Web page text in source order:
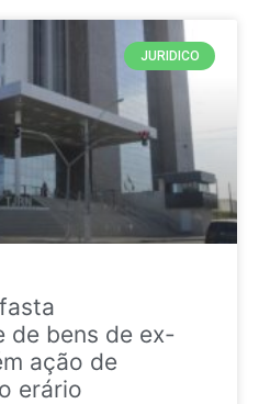
JURIDICO
de bens de ex-
ação de
erário